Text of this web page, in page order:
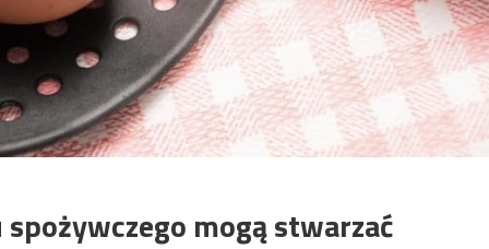
mogą stwarzać